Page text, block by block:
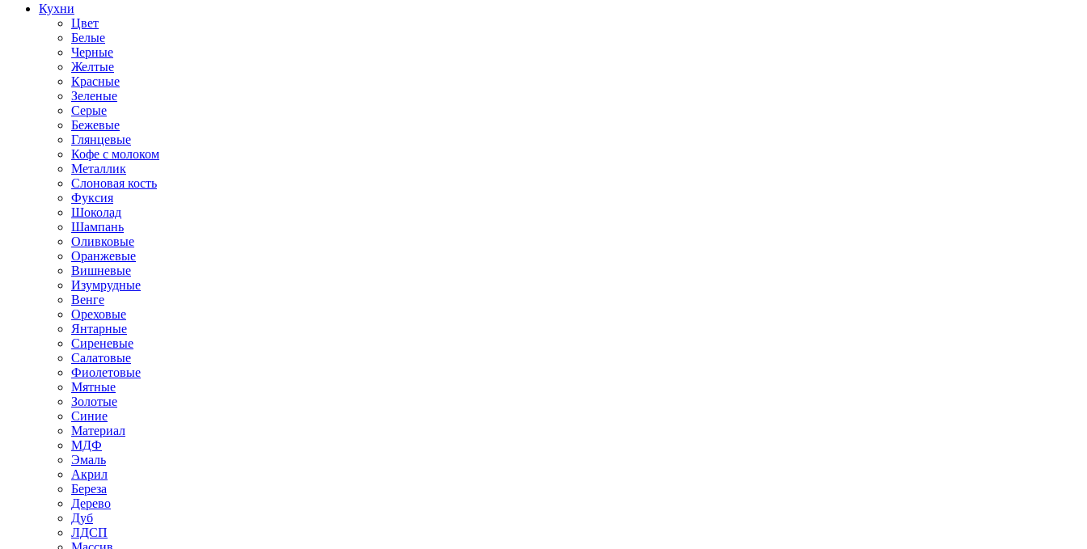
Кухни
Цвет
Белые
Черные
Желтые
Красные
Зеленые
Серые
Бежевые
Глянцевые
Кофе с молоком
Металлик
Слоновая кость
Фуксия
Шоколад
Шампань
Оливковые
Оранжевые
Вишневые
Изумрудные
Венге
Ореховые
Янтарные
Сиреневые
Салатовые
Фиолетовые
Мятные
Золотые
Синие
Материал
МДФ
Эмаль
Акрил
Береза
Дерево
Дуб
ЛДСП